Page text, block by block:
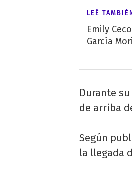
LEÉ
Emily
García
Durante
de arriba
Según
la llegada